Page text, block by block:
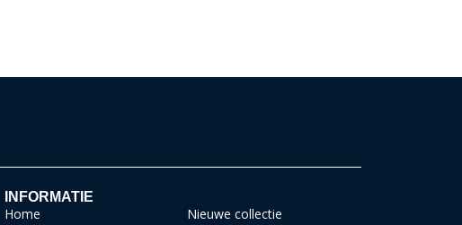
INFORMATIE
Home Nieuwe collectie